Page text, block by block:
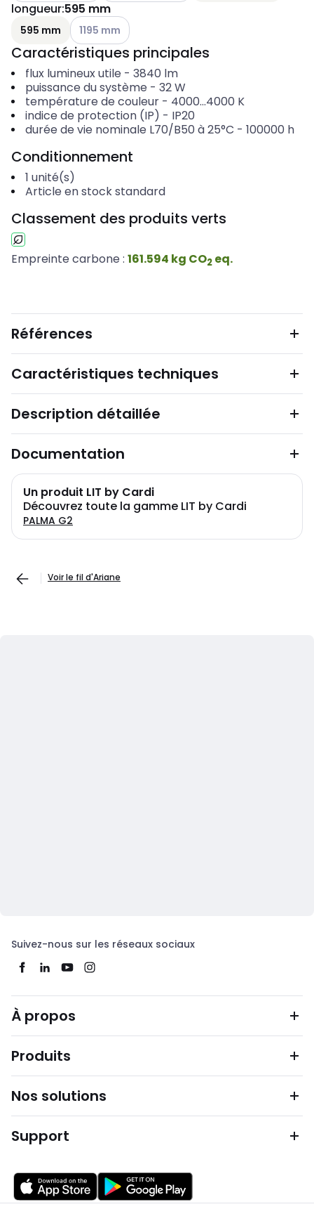
longueur:595 mm
595 mm Voir les options disponibles
1195 mm
Caractéristiques principales
flux lumineux utile - 3840 lm
puissance du système - 32W
température de couleur- 4000...4000 K
indice de protection (IP) - IP20
durée de vie nominale L70/B50 à 25°C - 100000 h
Conditionnement
1 unité(s)
Article en stock standard
Classement des produits verts
Empreinte carbone : 161.594 kg CO2 eq.
Références
Caractéristiques techniques
Description détaillée
Documentation
Un produit LIT by Cardi
Découvrez toute la gamme LIT by Cardi
PALMA G2
Voir le fil d'Ariane
Suivez-nous sur les réseaux sociaux
À propos
Produits
Nos solutions
Support